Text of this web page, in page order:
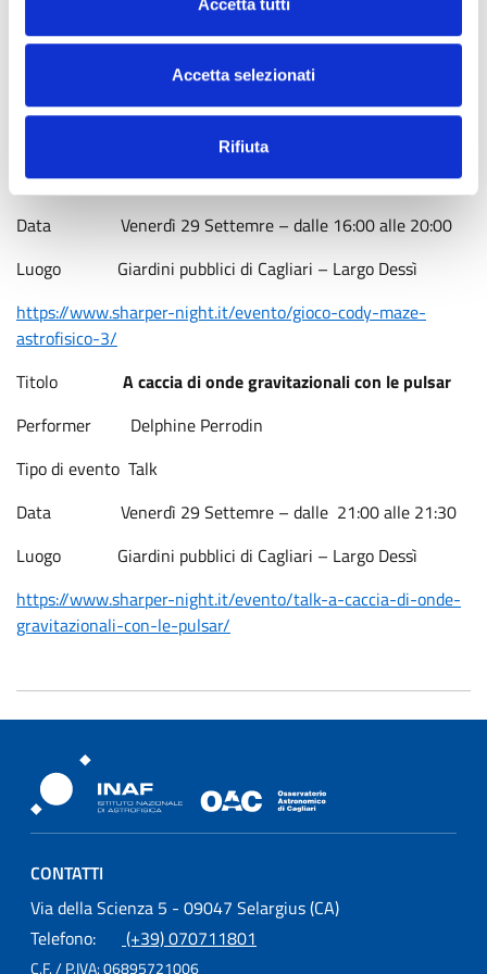
Accetta selezionati
Rifiuta
altri due eventi particolari:
Performer Silvia Casu, Gian Luigi Deiana, Paolo Soletta
Tipo di evento Caccia al tesoro virtuale
Data Venerdì 29 Settemre – dalle 16:00 alle 20:00
Luogo Giardini pubblici di Cagliari – Largo Dessì
https://www.sharper-night.it/evento/gioco-cody-maze-
astrofisico-3/
Titolo A caccia di onde gravitazionali con le pulsar
Performer Delphine Perrodin
Tipo di evento Talk
Data Venerdì 29 Settemre – dalle 21:00 alle 21:30
Luogo Giardini pubblici di Cagliari – Largo Dessì
https://www.sharper-night.it/evento/talk-a-caccia-di-onde-
gravitazionali-con-le-pulsar/
Osservatorio Astronomico Cagliari
CONTATTI
Osservatorio Astronomico Cagliari
Via della Scienza 5 - 09047 Selargius (CA)
Telefono:
(+39) 070711801
C.F. / P.IVA:06895721006